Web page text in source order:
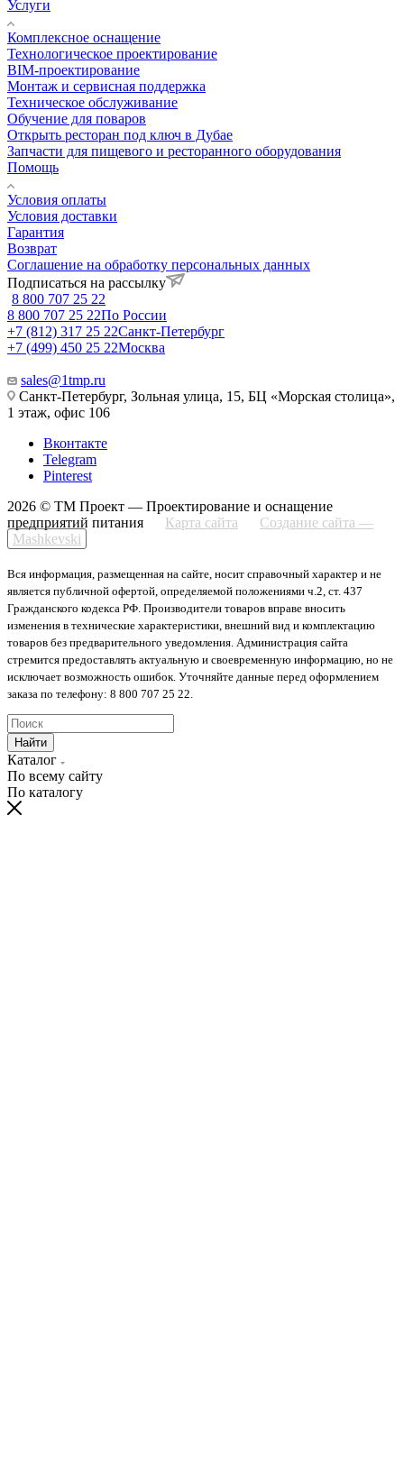
Услуги
Комплексное оснащение
Технологическое проектирование
BIM-проектирование
Монтаж и сервисная поддержка
Техническое обслуживание
Обучение для поваров
Открыть ресторан под ключ в Дубае
Запчасти для пищевого и ресторанного оборудования
Помощь
Условия оплаты
Условия доставки
Гарантия
Возврат
Соглашение на обработку персональных данных
Подписаться на рассылку
8 800 707 25 22
8 800 707 25 22По России
+7 (812) 317 25 22Санкт-Петербург
+7 (499) 450 25 22Москва
sales@1tmp.ru
Санкт-Петербург, Зольная улица, 15, БЦ «Морская столица»,
1 этаж, офис 106
Вконтакте
Telegram
Pinterest
2026 © ТМ Проект — Проектирование и оснащение
предприятий питания
Карта сайта
Создание сайта —
Mashkevski
Вся информация, размещенная на сайте, носит справочный характер и не
является публичной офертой, определяемой положениями ч.2, ст. 437
Гражданского кодекса РФ. Производители товаров вправе вносить
изменения в технические характеристики, внешний вид и комплектацию
товаров без предварительного уведомления. Администрация сайта
стремится предоставлять актуальную и своевременную информацию, но не
исключает возможность ошибок. Уточняйте данные перед оформлением
заказа по телефону: 8 800 707 25 22.
Найти
Каталог
По всему сайту
По каталогу